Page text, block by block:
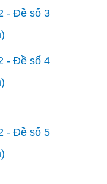
- Đề số 3
- Đề số 4
- Đề số 5